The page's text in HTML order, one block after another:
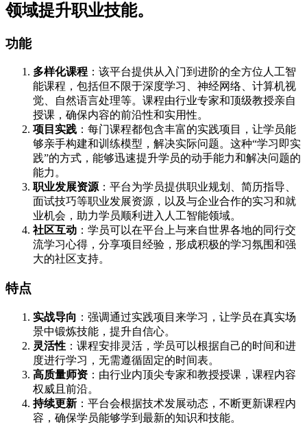
领域提升职业技能。
功能
多样化课程 ：该平台提供从入门到进阶的全方位人工智
能课程，包括但不限于深度学习、神经网络、计算机视
觉、自然语言处理等。课程由行业专家和顶级教授亲自
授课，确保内容的前沿性和实用性。
项目实践 ：每门课程都包含丰富的实践项目，让学员能
够亲手构建和训练模型，解决实际问题。这种“学习即实
践”的方式，能够迅速提升学员的动手能力和解决问题的
能力。
职业发展资源：平台为学员提供职业规划、简历指导、
面试技巧等职业发展资源，以及与企业合作的实习和就
业机会，助力学员顺利进入人工智能领域。
社区互动 ：学员可以在平台上与来自世界各地的同行交
流学习心得，分享项目经验，形成积极的学习氛围和强
大的社区支持。
特点
实战导向 ：强调通过实践项目来学习，让学员在真实场
景中锻炼技能，提升自信心。
灵活性 ：课程安排灵活，学员可以根据自己的时间和进
度进行学习，无需遵循固定的时间表。
高质量师资 ：由行业内顶尖专家和教授授课，课程内容
权威且前沿。
持续更新 ：平台会根据技术发展动态，不断更新课程内
容，确保学员能够学到最新的知识和技能。